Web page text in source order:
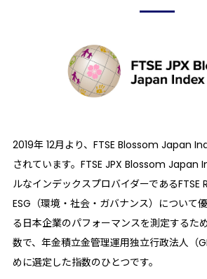
2019年 12月より、FTSE Blossom Japan
されています。FTSE JPX Blossom Japan
ルなインデックスプロバイダーであるFTSE
ESG（環境・社会・ガバナンス）について
る日本企業のパフォーマンスを測定するた
数で、年金積立金管理運用独立行政法人（
めに選定した指数のひとつです。